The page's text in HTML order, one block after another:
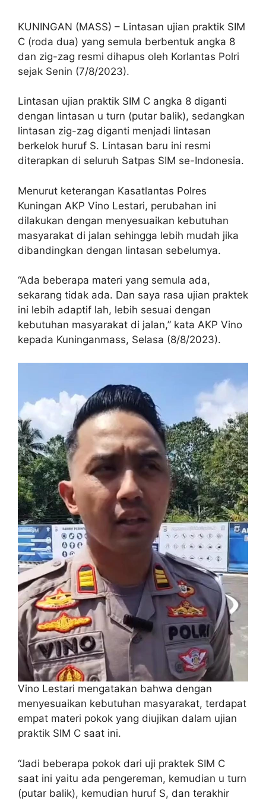
KUNINGAN (MASS) – Lintasan ujian praktik SIM
C (roda dua) yang semula berbentuk angka 8
dan zig-zag resmi dihapus oleh Korlantas Polri
sejak Senin (7/8/2023).
Lintasan ujian praktik SIM C angka 8 diganti
dengan lintasan u turn (putar balik), sedangkan
lintasan zig-zag diganti menjadi lintasan
berkelok huruf S. Lintasan baru ini resmi
diterapkan di seluruh Satpas SIM se-Indonesia.
Menurut keterangan Kasatlantas Polres
Kuningan AKP Vino Lestari, perubahan ini
dilakukan dengan menyesuaikan kebutuhan
masyarakat di jalan sehingga lebih mudah jika
dibandingkan dengan lintasan sebelumya.
“Ada beberapa materi yang semula ada,
sekarang tidak ada. Dan saya rasa ujian praktek
ini lebih adaptif lah, lebih sesuai dengan
kebutuhan masyarakat di jalan,” kata AKP Vino
kepada Kuninganmass, Selasa (8/8/2023).
Vino Lestari mengatakan bahwa dengan
menyesuaikan kebutuhan masyarakat, terdapat
empat materi pokok yang diujikan dalam ujian
praktik SIM C saat ini.
“Jadi beberapa pokok dari uji praktek SIM C
saat ini yaitu ada pengereman, kemudian u turn
(putar balik), kemudian huruf S, dan terakhir